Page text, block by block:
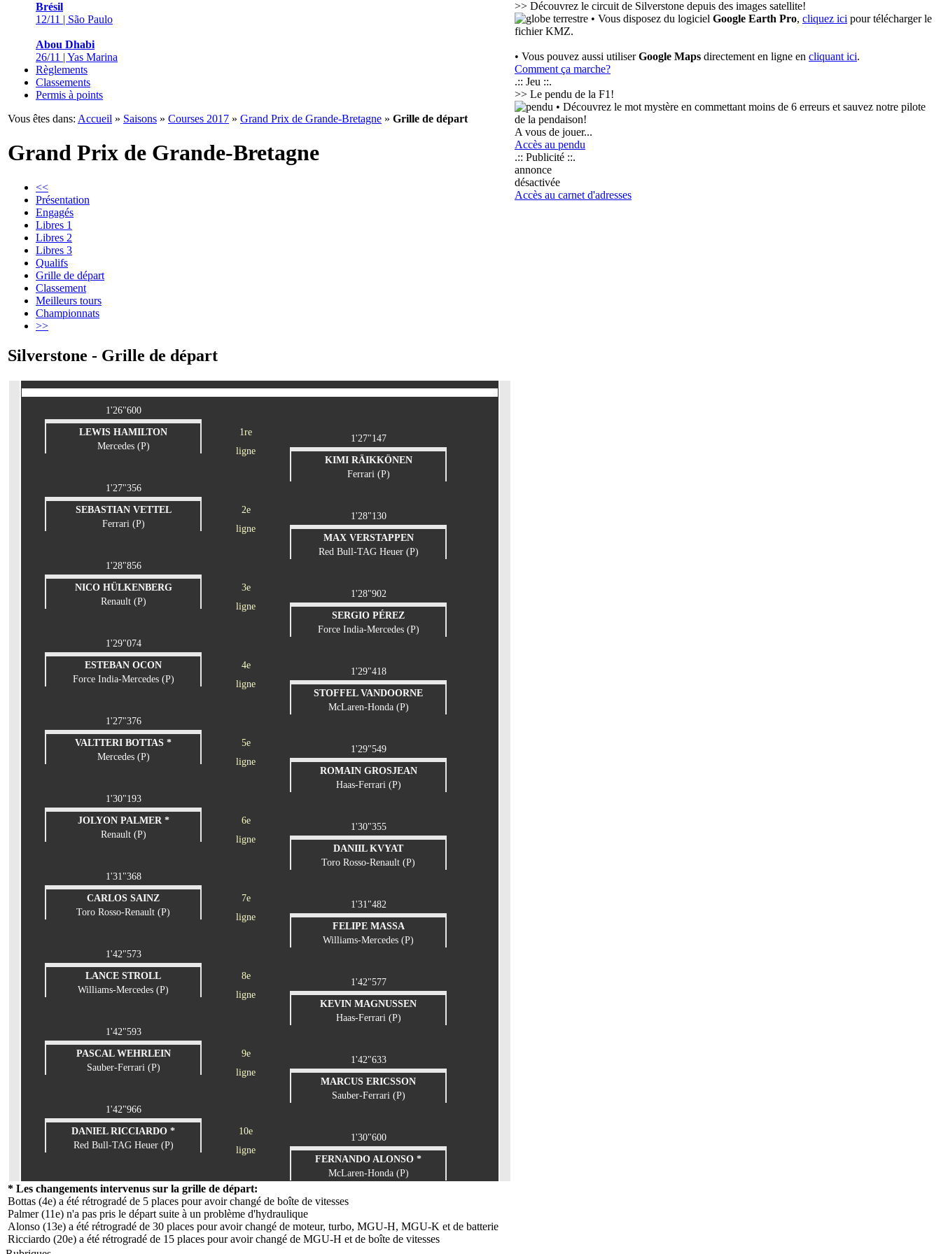
Brésil
12/11 | São Paulo
Abou Dhabi
26/11 | Yas Marina
Règlements
Classements
Permis à points
Vous êtes dans: Accueil » Saisons » Courses 2017 » Grand Prix de Grande-Bretagne » Grille de départ
Grand Prix de Grande-Bretagne
<<
Présentation
Engagés
Libres 1
Libres 2
Libres 3
Qualifs
Grille de départ
Classement
Meilleurs tours
Championnats
>>
Silverstone - Grille de départ
1'26"600
LEWIS HAMILTON
Mercedes (P)
1re
ligne
1'27"147
KIMI RÄIKKÖNEN
Ferrari (P)
1'27"356
SEBASTIAN VETTEL
Ferrari (P)
2e
ligne
1'28"130
MAX VERSTAPPEN
Red Bull-TAG Heuer (P)
1'28"856
NICO HÜLKENBERG
Renault (P)
3e
ligne
1'28"902
SERGIO PÉREZ
Force India-Mercedes (P)
1'29"074
ESTEBAN OCON
Force India-Mercedes (P)
4e
ligne
1'29"418
STOFFEL VANDOORNE
McLaren-Honda (P)
1'27"376
VALTTERI BOTTAS *
Mercedes (P)
5e
ligne
1'29"549
ROMAIN GROSJEAN
Haas-Ferrari (P)
1'30"193
JOLYON PALMER *
Renault (P)
6e
ligne
1'30"355
DANIIL KVYAT
Toro Rosso-Renault (P)
1'31"368
CARLOS SAINZ
Toro Rosso-Renault (P)
7e
ligne
1'31"482
FELIPE MASSA
Williams-Mercedes (P)
1'42"573
LANCE STROLL
Williams-Mercedes (P)
8e
ligne
1'42"577
KEVIN MAGNUSSEN
Haas-Ferrari (P)
1'42"593
PASCAL WEHRLEIN
Sauber-Ferrari (P)
9e
ligne
1'42"633
MARCUS ERICSSON
Sauber-Ferrari (P)
1'42"966
DANIEL RICCIARDO *
Red Bull-TAG Heuer (P)
10e
ligne
1'30"600
FERNANDO ALONSO *
McLaren-Honda (P)
* Les changements intervenus sur la grille de départ:
Bottas (4e) a été rétrogradé de 5 places pour avoir changé de boîte de vitesses
Palmer (11e) n'a pas pris le départ suite à un problème d'hydraulique
Alonso (13e) a été rétrogradé de 30 places pour avoir changé de moteur, turbo, MGU-H, MGU-K et de batterie
Ricciardo (20e) a été rétrogradé de 15 places pour avoir changé de MGU-H et de boîte de vitesses
>> Découvrez le circuit de Silverstone depuis des images satellite!
• Vous disposez du logiciel Google Earth Pro, cliquez ici pour télécharger le
fichier KMZ.
• Vous pouvez aussi utiliserGoogle Maps directement en ligne en cliquant ici.
Comment ça marche?
.:: Jeu ::.
>> Le pendu de la F1!
• Découvrez le mot mystère en commettant moins de 6 erreurs et sauvez notre pilote
de la pendaison!
A vous de jouer...
Accès au pendu
.:: Publicité ::.
annonce
désactivée
Accès au carnet d'adresses